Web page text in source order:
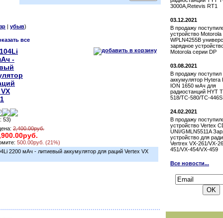
| убыв)
все
-
53)
2,400.00руб.
500.00руб. (21%)
2200 мАч - литиевый аккумулятор для раций Vertex VX
3000A,Retevis RT1
03.12.2021
В продажу
устройство Motorola
WPLN4255B
зарядное
Motorola серии DP
03.08.2021
В продажу поступил
аккумулятор Hytera
ION 1650 мАч для
радиостанций HYT
518/TC-580/TC-446S
24.02.2021
В продажу
устройство Vertex
UNI/GMLN5511A
устройство для
Vertrex VX-261/VX-
451/VX-454/VX-459
Все новости...